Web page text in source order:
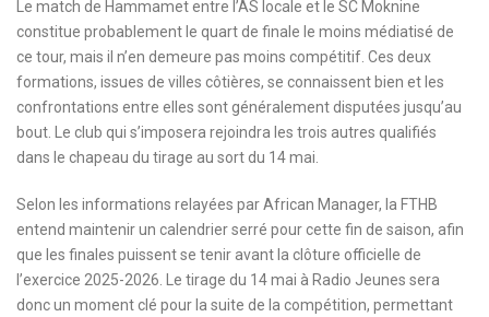
Le match de Hammamet entre l’AS locale et le SC Moknine
constitue probablement le quart de finale le moins médiatisé de
ce tour, mais il n’en demeure pas moins compétitif. Ces deux
formations, issues de villes côtières, se connaissent bien et les
confrontations entre elles sont généralement disputées jusqu’au
bout. Le club qui s’imposera rejoindra les trois autres qualifiés
dans le chapeau du tirage au sort du 14 mai.
Selon les informations relayées par African Manager, la FTHB
entend maintenir un calendrier serré pour cette fin de saison, afin
que les finales puissent se tenir avant la clôture officielle de
l’exercice 2025-2026. Le tirage du 14 mai à Radio Jeunes sera
donc un moment clé pour la suite de la compétition, permettant